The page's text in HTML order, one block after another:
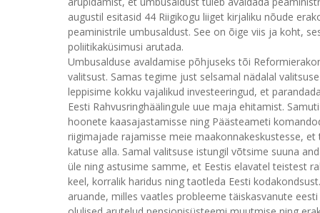
augustil esitasid 44 Riigikogu liiget kirjaliku nõude
peaministrile umbusaldust. See on õige viis ja koht,
poliitikaküsimusi arutada.
Umbusalduse avaldamise põhjuseks tõi
valitsust. Samas tegime just selsamal nädalal
leppisime kokku vajalikud investeeringud, et
Eesti Rahvusringhäälingule uue maja ehitamist.
hoonete kaasajastamisse ning Päästeameti
riigimajade rajamisse meie maakonnakeskustesse,
katuse alla. Samal valitsuse istungil võtsime suuna
üle ning astusime samme, et Eestis elavatel teistest
keel, korralik haridus ning taotleda Eesti
aruande, milles vaatles probleeme täiskasvanute